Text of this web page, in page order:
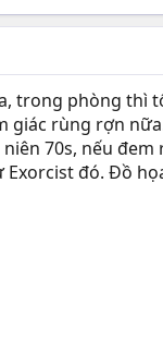
trong phòng thì
giác rùng rợn
70s, nếu
đó. Đồ